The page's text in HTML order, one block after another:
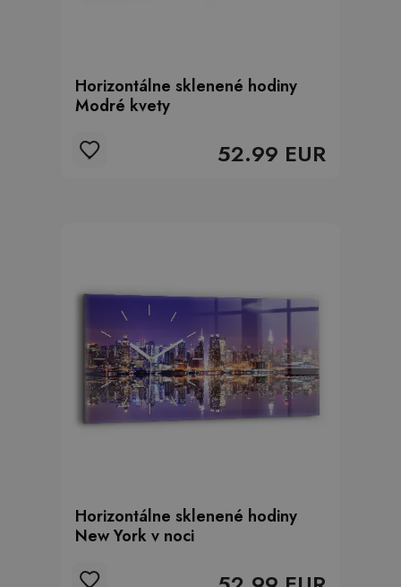
Horizontálne sklenené hodiny
Modré kvety
52.99 EUR
Horizontálne sklenené hodiny
New York v noci